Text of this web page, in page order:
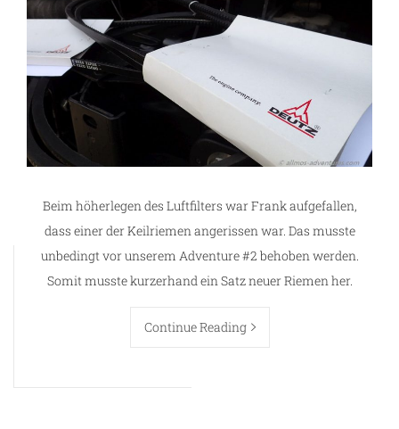
Beim höherlegen des Luftfilters war Frank aufgefallen,
dass einer der Keilriemen angerissen war. Das musste
unbedingt vor unserem Adventure #2 behoben werden.
Somit musste kurzerhand ein Satz neuer Riemen her.
Continue Reading